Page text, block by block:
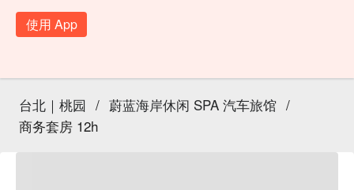
使用 App
台北｜桃园 / 蔚蓝海岸休闲 SPA 汽车旅馆 /
商务套房 12h